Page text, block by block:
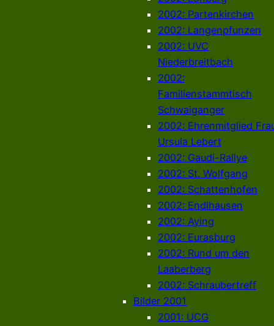
2002: Partenkirchen
2002: Langenpfunzen
2002: UVC
Niederbreitbach
2002:
Familienstammtisch
Schwaiganger
2002: Ehrenmitglied
Ursula Lebert
2002: Gaudi-Rallye
2002: St. Wolfgang
2002: Schattenhofen
2002: Endlhausen
2002: Aying
2002: Eurasburg
2002: Rund um den
Laaberberg
2002: Schraubertreff
Bilder 2001
2001: UCG